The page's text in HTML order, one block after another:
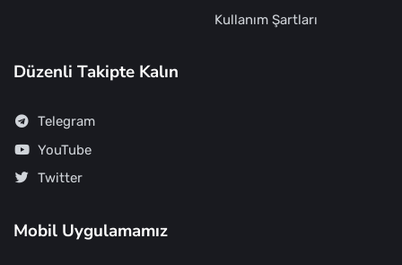
Kullanım Şartları
Düzenli Takipte Kalın
Telegram
YouTube
Twitter
Mobil Uygulamamız